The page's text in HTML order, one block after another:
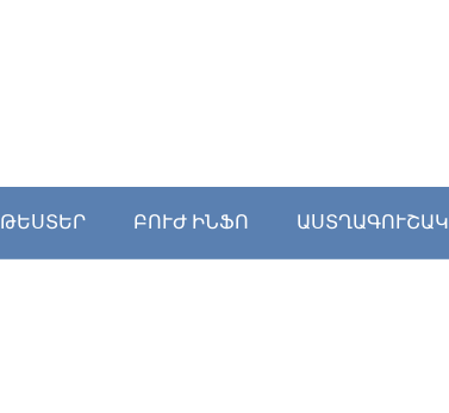
ԹԵՍՏԵՐ ԲՈՒԺ ԻՆՖՈ ԱՍՏՂԱԳՈՒՇԱԿ